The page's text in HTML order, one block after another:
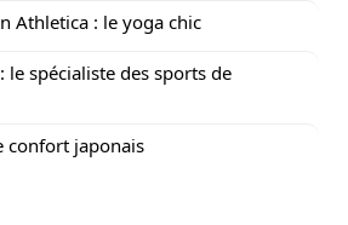
Athletica : le yoga chic
le spécialiste des sports de
confort japonais